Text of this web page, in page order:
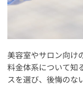
美容室やサロン向け
料金体系について知
スを選び、後悔のな